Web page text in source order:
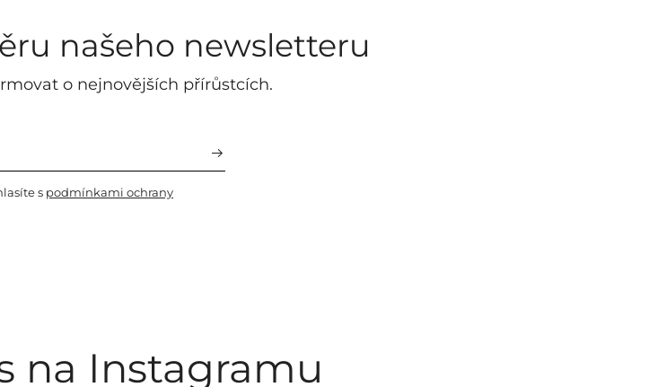
našeho newsletteru
o nejnovějších přírůstcích.
s podmínkami ochrany
na Instagramu